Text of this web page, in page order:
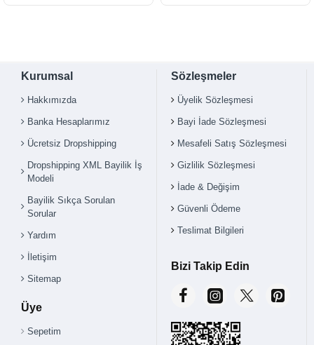
Kurumsal
Hakkımızda
Banka Hesaplarımız
Ücretsiz Dropshipping
Dropshipping XML Bayilik İş
Modeli
Bayilik Sıkça Sorulan
Sorular
Yardım
İletişim
Sitemap
Üye
Sepetim
Sözleşmeler
Üyelik Sözleşmesi
Bayi İade Sözleşmesi
Mesafeli Satış Sözleşmesi
Gizlilik Sözleşmesi
İade & Değişim
Güvenli Ödeme
Teslimat Bilgileri
Bizi Takip Edin